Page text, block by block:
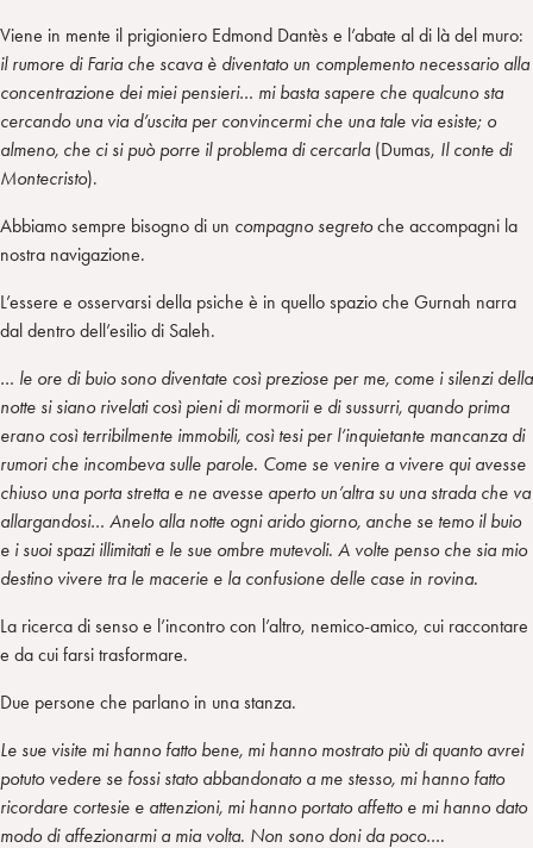
Viene in mente il prigioniero Edmond Dantès e l’abate al di là del muro:
il rumore di Faria che scava è diventato un complemento necessario alla
concentrazione dei miei pensieri… mi basta sapere che qualcuno sta
cercando una via d’uscita per convincermi che una tale via esiste; o
almeno, che ci si può porre il problema di cercarla(Dumas, Il conte di
Montecristo).
Abbiamo sempre bisogno di un compagno segretoche accompagni la
nostra navigazione.
L’essere e osservarsi della psiche è in quello spazio che Gurnah narra
dal dentro dell’esilio di Saleh.
… le ore di buio sono diventate così preziose per me, come i silenzi della
notte si siano rivelati così pieni di mormorii e di sussurri, quando prima
erano così terribilmente immobili, così tesi per l’inquietante mancanza di
rumori che incombeva sulle parole. Come se venire a vivere qui avesse
chiuso una porta stretta e ne avesse aperto un’altra su una strada che va
allargandosi… Anelo alla notte ogni arido giorno, anche se temo il buio
e i suoi spazi illimitati e le sue ombre mutevoli. A volte penso che sia mio
destino vivere tra le macerie e la confusione delle case in rovina.
La ricerca di senso e l’incontro con l’altro, nemico-amico, cui raccontare
e da cui farsi trasformare.
Due persone che parlano in una stanza.
Le sue visite mi hanno fatto bene, mi hanno mostrato più di quanto avrei
potuto vedere se fossi stato abbandonato a me stesso, mi hanno fatto
ricordare cortesie e attenzioni, mi hanno portato affetto e mi hanno dato
modo di affezionarmi a mia volta. Non sono doni da poco….